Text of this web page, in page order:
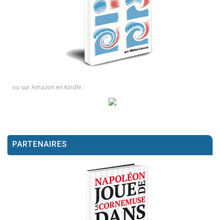
ou sur Amazon en Kindle :
PARTENAIRES